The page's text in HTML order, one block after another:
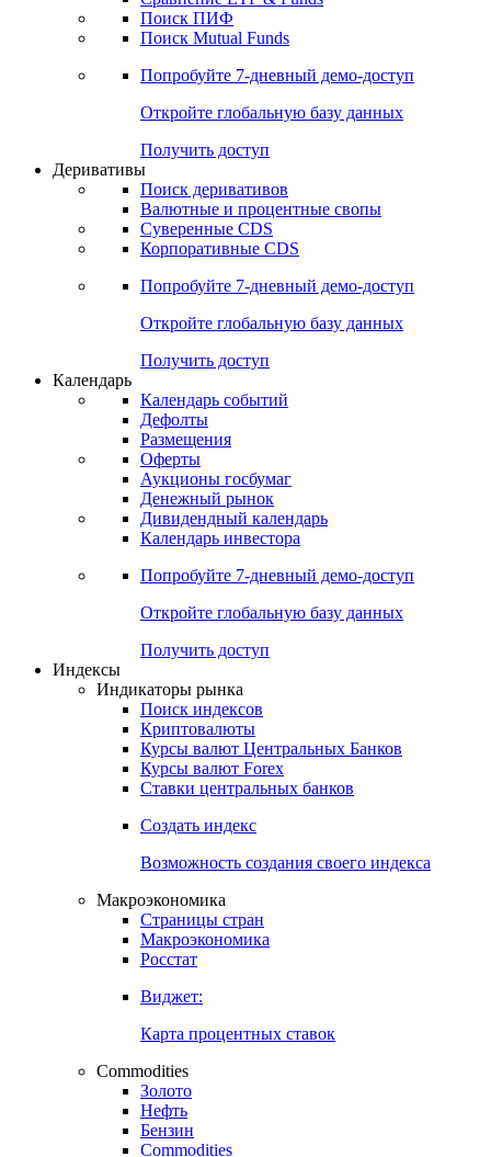
Поиск ПИФ
Поиск Mutual Funds
Попробуйте 7-дневный демо-доступ
Откройте глобальную базу данных
Получить доступ
Деривативы
Поиск деривативов
Валютные и процентные свопы
Суверенные CDS
Корпоративные CDS
Попробуйте 7-дневный демо-доступ
Откройте глобальную базу данных
Получить доступ
Календарь
Календарь событий
Дефолты
Размещения
Оферты
Аукционы госбумаг
Денежный рынок
Дивидендный календарь
Календарь инвестора
Попробуйте 7-дневный демо-доступ
Откройте глобальную базу данных
Получить доступ
Индексы
Индикаторы рынка
Поиск индексов
Криптовалюты
Курсы валют Центральных Банков
Курсы валют Forex
Ставки центральных банков
Создать индекс
Возможность создания своего индекса
Макроэкономика
Страницы стран
Макроэкономика
Росстат
Виджет:
Карта процентных ставок
Commodities
Золото
Нефть
Бензин
Commodities